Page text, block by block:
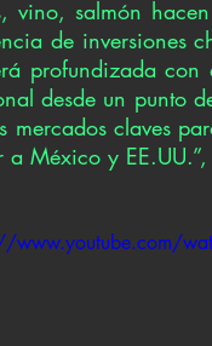
vino, salmón
de inversiones
profundizada
desde un punto
mercados claves
a México y
www.youtube.com/